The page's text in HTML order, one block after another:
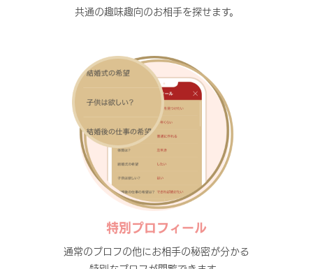
共通の趣味趣向のお相手を探せます。
特別プロフィール
通常のプロフの他にお相手の秘密が分かる